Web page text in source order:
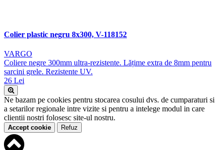
Colier plastic negru 8x300, V-118152
VARGO
Coliere negre 300mm ultra-rezistente. Lățime extra de 8mm pentru
sarcini grele. Rezistente UV.
26 Lei
Ne bazam pe cookies pentru stocarea cosului dvs. de cumparaturi si
a setarilor regionale intre vizite si pentru a intelege modul in care
clientii nostri folosesc site-ul nostru.
Accept cookie Refuz